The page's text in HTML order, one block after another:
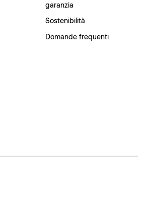
garanzia
Sostenibilità
Domande frequenti